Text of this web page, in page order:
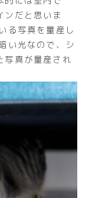
ンだと思いま
る写真を量産し
い光なので、シ
写真が量産され